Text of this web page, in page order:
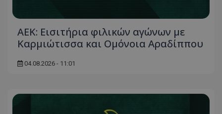
ΑΕΚ: Εισιτήρια φιλικών αγώνων με
Καρμιώτισσα και Ομόνοια Αραδίππου
04.08.2026 - 11:01